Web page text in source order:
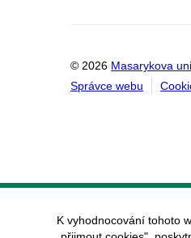
© 2026 Masarykova
Správce webu
K vyhodnocování tohoto